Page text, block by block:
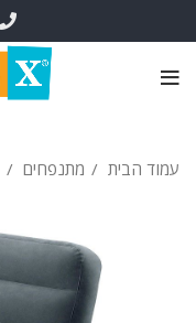
עמוד הבית מתנפחים